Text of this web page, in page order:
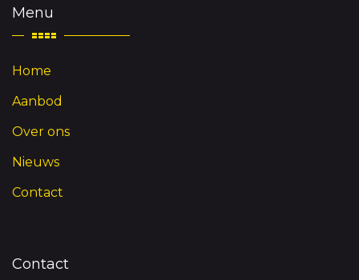
Menu
Home
Aanbod
Over ons
Nieuws
Contact
Contact